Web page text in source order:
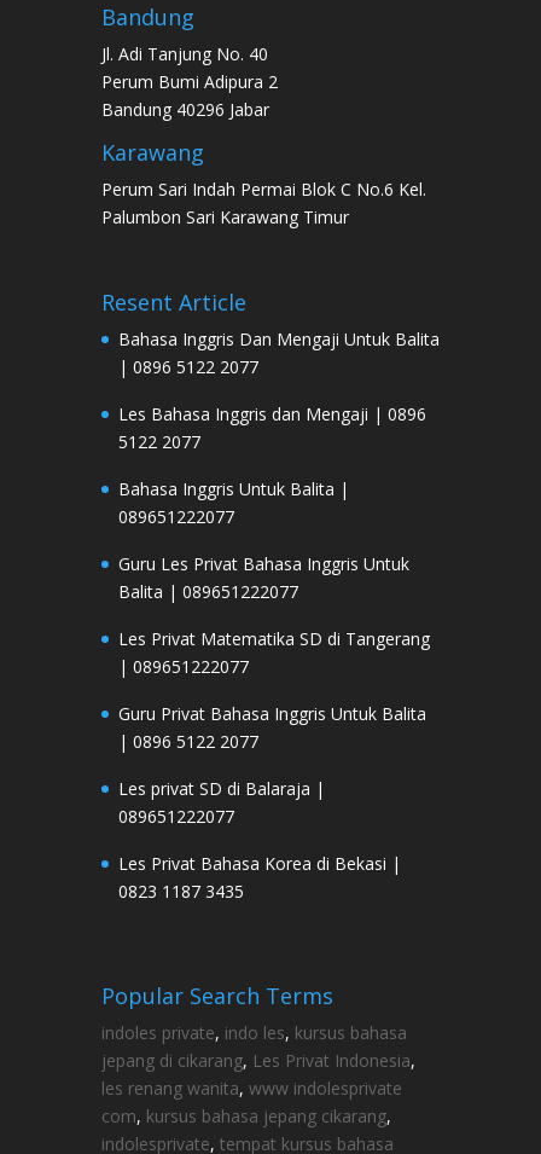
Bandung
Jl. Adi Tanjung No. 40
Perum Bumi Adipura 2
Bandung 40296 Jabar
Karawang
Perum Sari Indah Permai Blok C No.6 Kel.
Palumbon Sari Karawang Timur
Resent Article
Bahasa Inggris Dan Mengaji Untuk Balita
| 0896 5122 2077
Les Bahasa Inggris dan Mengaji | 0896
5122 2077
Bahasa Inggris Untuk Balita |
089651222077
Guru Les Privat Bahasa Inggris Untuk
Balita | 089651222077
Les Privat Matematika SD di Tangerang
| 089651222077
Guru Privat Bahasa Inggris Untuk Balita
| 0896 5122 2077
Les privat SD di Balaraja |
089651222077
Les Privat Bahasa Korea di Bekasi |
0823 1187 3435
Popular Search Terms
indoles private, indo les, kursus bahasa
jepang di cikarang, Les Privat Indonesia,
les renang wanita, www indolesprivate
com, kursus bahasa jepang cikarang,
indolesprivate, tempat kursus bahasa